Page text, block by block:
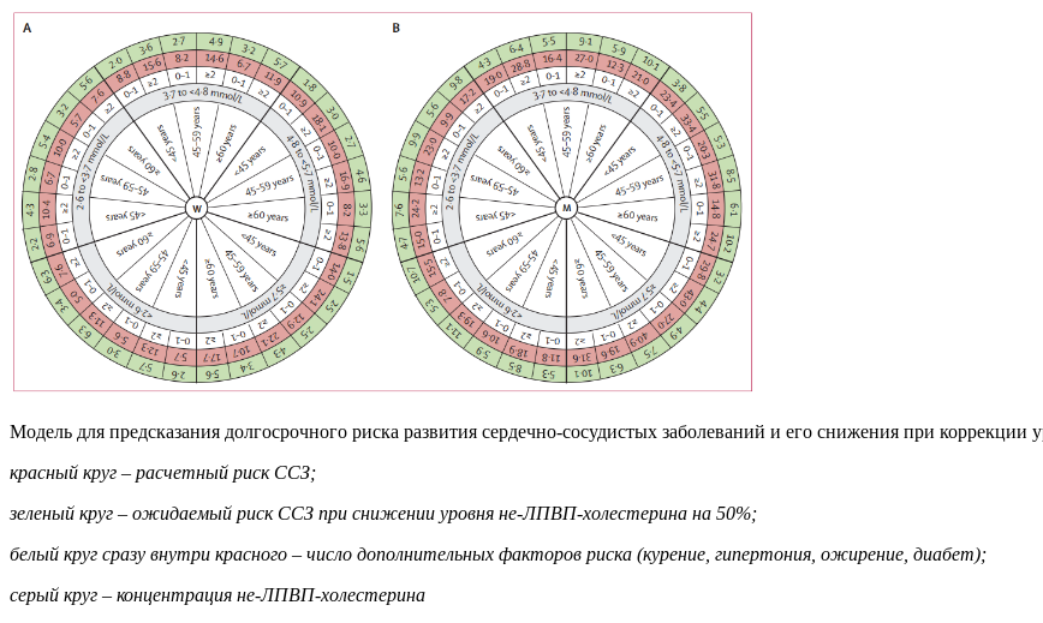
Модель для предсказания долгосрочного риска развития сердечно-сосудистых заболеваний и его снижения при
красный круг – расчетный риск ССЗ;
зеленый круг – ожидаемый риск ССЗ при снижении уровня не-ЛПВП-холестерина на 50%;
белый круг сразу внутри красного – число дополнительных факторов риска (курение, гипертония, ожирение, диабет);
серый круг – концентрация не-ЛПВП-холестерина